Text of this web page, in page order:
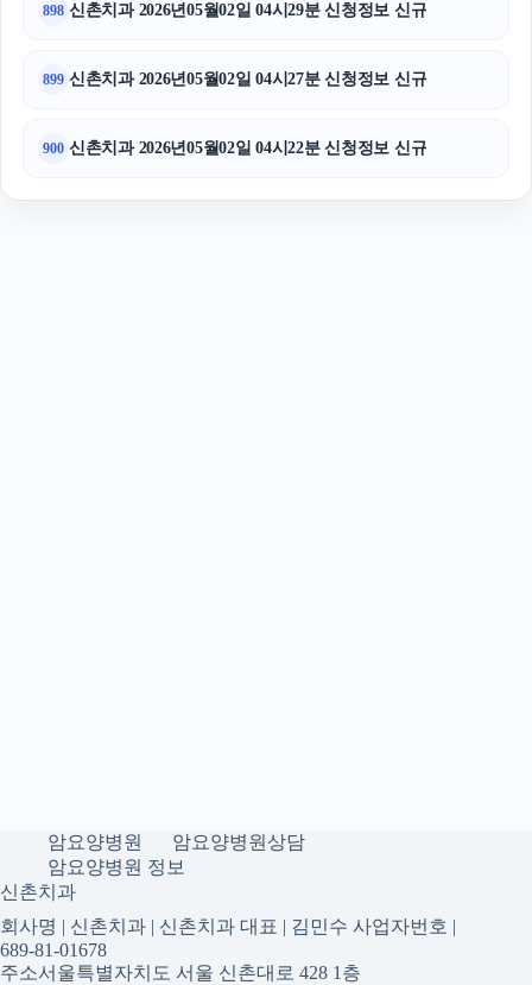
898 신촌치과 2026년05월02일 04시29분 신청정보 신규
899 신촌치과 2026년05월02일 04시27분 신청정보 신규
900 신촌치과 2026년05월02일 04시22분 신청정보 신규
암요양병원
암요양병원상담
암요양병원 정보
신촌치과
회사명 | 신촌치과 | 신촌치과 대표 | 김민수 사업자번호 |
689-81-01678
주소서울특별자치도 서울 신촌대로 428 1층